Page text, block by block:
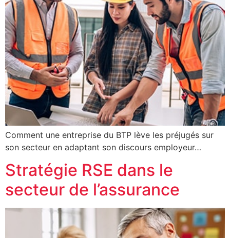
Comment une entreprise du BTP lève les préjugés sur
son secteur en adaptant son discours employeur…
Stratégie RSE dans le
secteur de l’assurance